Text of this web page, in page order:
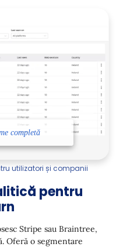
utilizatori și companii
pentru
Stripe sau Braintree,
Oferă o segmentare